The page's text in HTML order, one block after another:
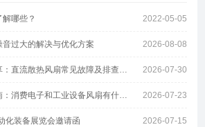
2022-05-05
哪些？
2026-08-08
过大的解决与优化方案
2026-07-30
直流散热风扇厂家分享：直流散热风扇常见故障及排查方案
2026-07-23
散热风扇场景选型指南：消费电子和工业设备风扇有什么区别
2026-07-15
化装备展览会邀请函